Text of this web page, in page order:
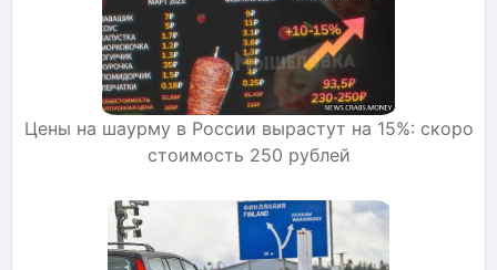
Цены на шаурму в России вырастут на 15%: скоро
стоимость 250 рублей